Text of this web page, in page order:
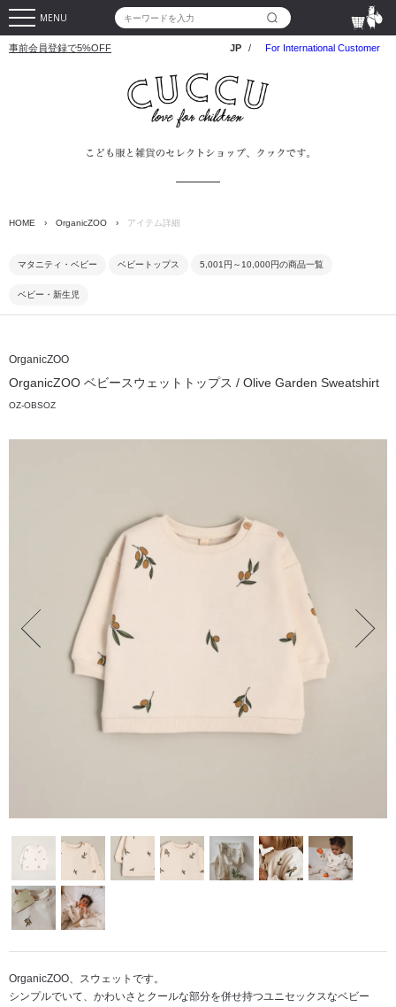
MENU
事前会員登録で5%OFF JP / For International Customer
HOME › OrganicZOO › アイテム詳細
マタニティ・ベビー ベビートップス 5,001円～10,000円の商品一覧
ベビー・新生児
OrganicZOO
OrganicZOO ベビースウェットトップス / Olive Garden Sweatshirt
OZ-OBSOZ
OrganicZOO、スウェットです。
シンプルでいて、かわいさとクールな部分を併せ持つユニセックスなベビー